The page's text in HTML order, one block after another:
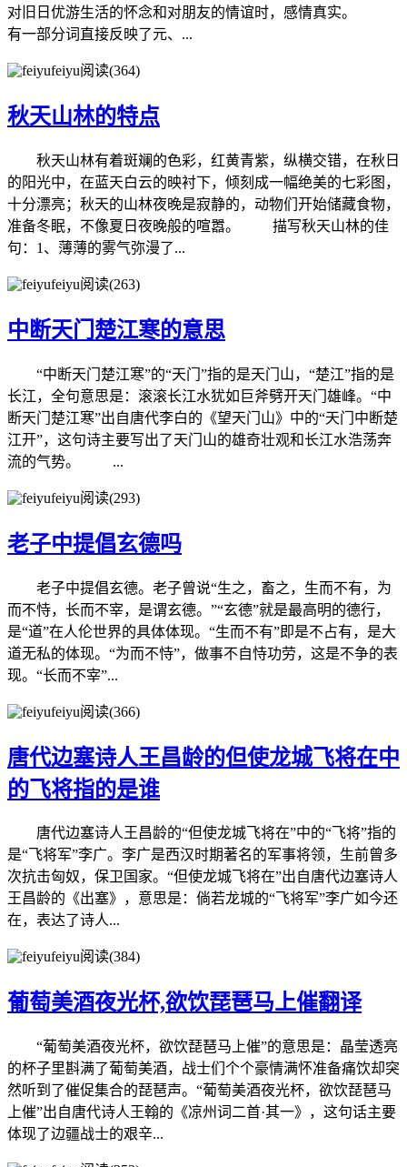
对旧日优游生活的怀念和对朋友的情谊时，感情真实。
有一部分词直接反映了元、...
feiyu阅读(364)
秋天山林的特点
秋天山林有着斑斓的色彩，红黄青紫，纵横交错，在秋日
的阳光中，在蓝天白云的映衬下，倾刻成一幅绝美的七彩图，
十分漂亮；秋天的山林夜晚是寂静的，动物们开始储藏食物，
准备冬眠，不像夏日夜晚般的喧嚣。 描写秋天山林的佳
句：1、薄薄的雾气弥漫了...
feiyu阅读(263)
中断天门楚江寒的意思
“中断天门楚江寒”的“天门”指的是天门山，“楚江”指的是
长江，全句意思是：滚滚长江水犹如巨斧劈开天门雄峰。“中
断天门楚江寒”出自唐代李白的《望天门山》中的“天门中断楚
江开”，这句诗主要写出了天门山的雄奇壮观和长江水浩荡奔
流的气势。 ...
feiyu阅读(293)
老子中提倡玄德吗
老子中提倡玄德。老子曾说“生之，畜之，生而不有，为
而不恃，长而不宰，是谓玄德。”“玄德”就是最高明的德行，
是“道”在人伦世界的具体体现。“生而不有”即是不占有，是大
道无私的体现。“为而不恃”，做事不自恃功劳，这是不争的表
现。“长而不宰”...
feiyu阅读(366)
唐代边塞诗人王昌龄的但使龙城飞将在中
的飞将指的是谁
唐代边塞诗人王昌龄的“但使龙城飞将在”中的“飞将”指的
是“飞将军”李广。李广是西汉时期著名的军事将领，生前曾多
次抗击匈奴，保卫国家。“但使龙城飞将在”出自唐代边塞诗人
王昌龄的《出塞》，意思是：倘若龙城的“飞将军”李广如今还
在，表达了诗人...
feiyu阅读(384)
葡萄美酒夜光杯,欲饮琵琶马上催翻译
“葡萄美酒夜光杯，欲饮琵琶马上催”的意思是：晶莹透亮
的杯子里斟满了葡萄美酒，战士们个个豪情满怀准备痛饮却突
然听到了催促集合的琵琶声。“葡萄美酒夜光杯，欲饮琵琶马
上催”出自唐代诗人王翰的《凉州词二首·其一》，这句话主要
体现了边疆战士的艰辛...